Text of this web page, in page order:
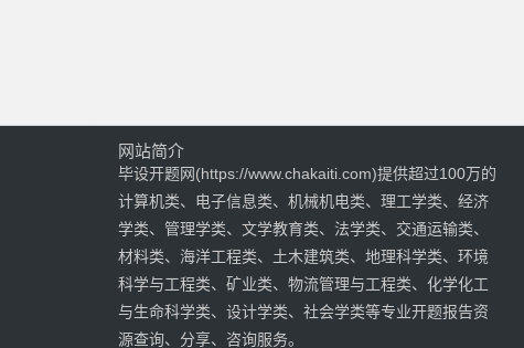
网站简介
毕设开题网(https://www.chakaiti.com)提供超过100万的
计算机类、电子信息类、机械机电类、理工学类、经济
学类、管理学类、文学教育类、法学类、交通运输类、
材料类、海洋工程类、土木建筑类、地理科学类、环境
科学与工程类、矿业类、物流管理与工程类、化学化工
与生命科学类、设计学类、社会学类等专业开题报告资
源查询、分享、咨询服务。